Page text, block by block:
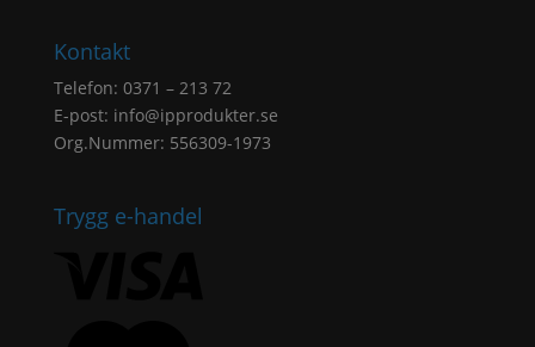
Kontakt
Telefon: 0371 – 213 72
E-post: info@ipprodukter.se
Org.Nummer: 556309-1973
Trygg e-handel